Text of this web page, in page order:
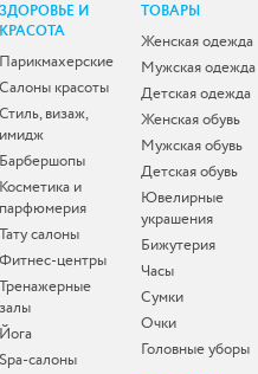
ЗДОРОВЬЕ И
КРАСОТА
Парикмахерские
Салоны красоты
Стиль, визаж,
имидж
Барбершопы
Косметика и
парфюмерия
Тату салоны
Фитнес-центры
Тренажерные
залы
Йога
Spa-салоны
ТОВАРЫ
Женская одежда
Мужская одежда
Детская одежда
Женская обувь
Мужская обувь
Детская обувь
Ювелирные
украшения
Бижутерия
Часы
Сумки
Очки
Головные уборы